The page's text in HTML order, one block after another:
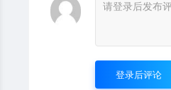
登录后评论